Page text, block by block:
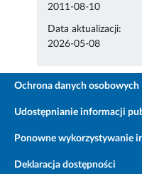
2011-08-10
Data aktualizacji:
2026-05-08
Ochrona danych osobowych
Udostępnianie informacji
Ponowne wykorzystywanie
Deklaracja dostępności